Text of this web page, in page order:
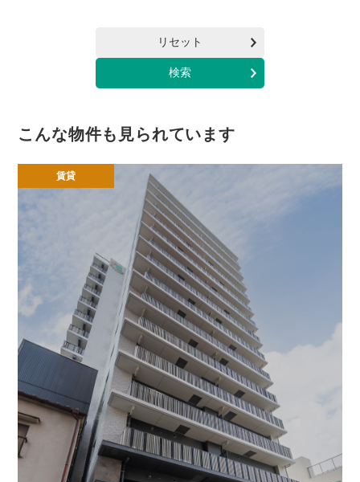
リセット
こんな物件も見られています
賃貸